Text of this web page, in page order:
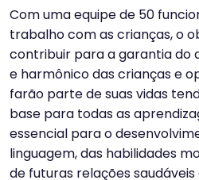
Com uma equipe de 50
trabalho com as crianças, o
contribuir para a garantia do
e harmônico das crianças e
farão parte de suas vidas
base para todas as
essencial para o
linguagem, das habilidades
de futuras relações